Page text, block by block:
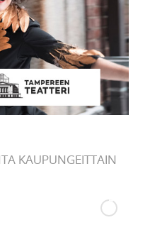
KAUPUNGEITTAIN